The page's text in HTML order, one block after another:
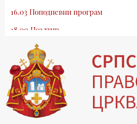
16.03 Поподневни програм
18.00 Псалтир
19.03 Млади у Цркви
19.30 Вечерње молитве
20.00 Вести из Цркве
20.15 Реч архијереја
20.30 Хроника Архиепископије